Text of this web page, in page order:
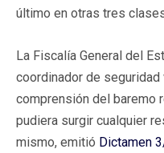
último en otras tres
La Fiscalía General del
coordinador de seguridad
comprensión del baremo
pudiera surgir cualquier
mismo, emitió Dictamen